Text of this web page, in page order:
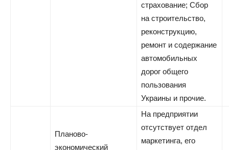
страхование; Сбор
на строительство,
реконструкцию,
ремонт и содержание
автомобильных
дорог общего
пользования
Украины и прочие.
Планово-
экономический
На предприятии
отсутствует отдел
маркетинга, его